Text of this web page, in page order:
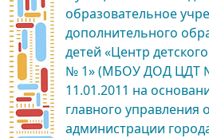
образовательное
дополнительного
детей «Центр
№ 1» (МБОУ ДОД ЦДТ
11.01.2011 на
главного управления
администрации